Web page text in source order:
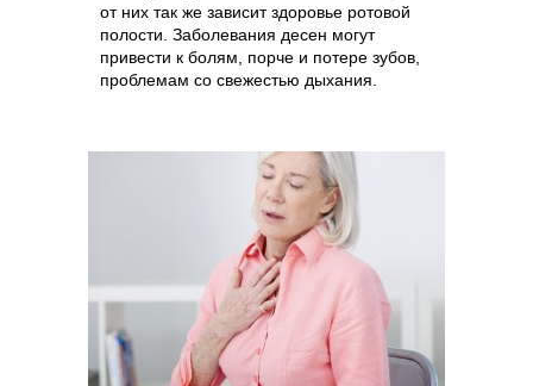
от них так же зависит здоровье ротовой
полости. Заболевания десен могут
привести к болям, порче и потере зубов,
проблемам со свежестью дыхания.